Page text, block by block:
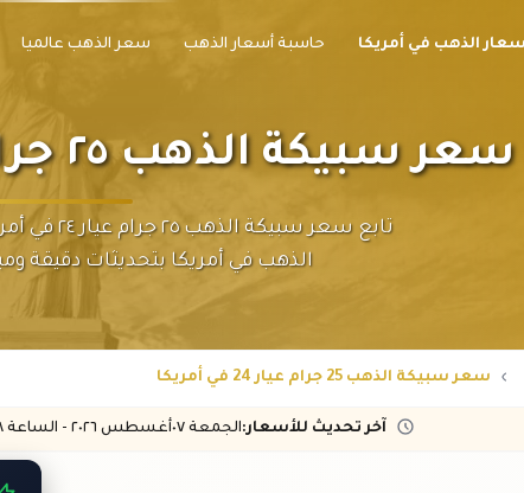
الذهب في أمريكا حاسبة أسعار الذهب سعر الذهب عالميا
سعر سبيكة الذهب ٢٥ جرام عيار ٢٤ في أمريكا
تابع سعر
الذهب في أمريكا بتحديثات دقيقة
سعر سبيكة الذهب 25 جرام عيار 24 في أمريكا
آخر تحديث للأسعار:الجمعة ٠٧ أغسطس ٢٠٢٦ - الساعة ٠١:٠٥